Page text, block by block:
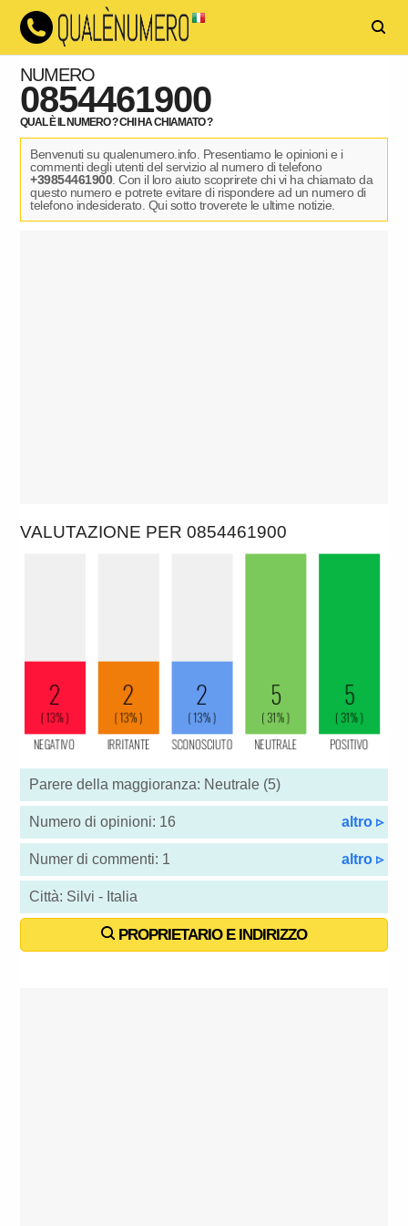
NUMERO
0854461900
QUAL È IL NUMERO ? CHI HA CHIAMATO ?
Benvenuti su qualenumero.info. Presentiamo le opinioni e i
commenti degli utenti del servizio al numero di telefono
+39854461900. Con il loro aiuto scoprirete chi vi ha chiamato da
questo numero e potrete evitare di rispondere ad un numero di
telefono indesiderato. Qui sotto troverete le ultime notizie.
VALUTAZIONE PER 0854461900
Parere della maggioranza: Neutrale (5)
Numero di opinioni: 16 altro ▹
Numer di commenti: 1 altro ▹
Città: Silvi - Italia
PROPRIETARIO E INDIRIZZO